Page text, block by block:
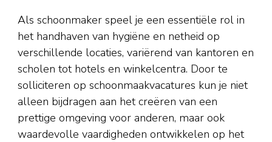
Als schoonmaker speel je een essentiële rol in
het handhaven van hygiëne en netheid op
verschillende locaties, variërend van kantoren en
scholen tot hotels en winkelcentra. Door te
solliciteren op schoonmaakvacatures kun je niet
alleen bijdragen aan het creëren van een
prettige omgeving voor anderen, maar ook
waardevolle vaardigheden ontwikkelen op het